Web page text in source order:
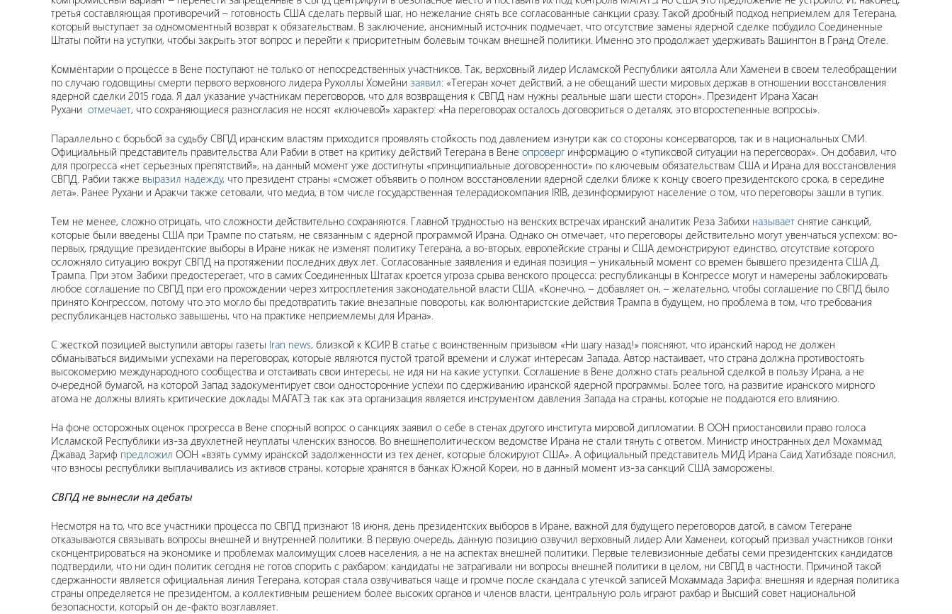
третья составляющая противоречий – готовность США сделать первый шаг, но нежелание снять все согласованные санкции сразу. Такой дробный подход неприемлем для Тегерана,
который выступает за одномоментный возврат к обязательствам. В заключение, анонимный источник подмечает, что отсутствие замены ядерной сделке побудило Соединенные
Штаты пойти на уступки, чтобы закрыть этот вопрос и перейти к приоритетным болевым точкам внешней политики. Именно это продолжает удерживать Вашингтон в Гранд Отеле.
Комментарии о процессе в Вене поступают не только от непосредственных участников. Так, верховный лидер Исламской Республики аятолла Али Хаменеи в своем телеобращении
по случаю годовщины смерти первого верховного лидера Рухоллы Хомейни заявил: «Тегеран хочет действий, а не обещаний шести мировых держав в отношении восстановления
ядерной сделки 2015 года. Я дал указание участникам переговоров, что для возвращения к СВПД нам нужны реальные шаги шести сторон». Президент Ирана Хасан
Рухани отмечает, что сохраняющиеся разногласия не носят «ключевой» характер: «На переговорах осталось договориться о деталях, это второстепенные вопросы».
Параллельно с борьбой за судьбу СВПД иранским властям приходится проявлять стойкость под давлением изнутри как со стороны консерваторов, так и в национальных СМИ.
Официальный представитель правительства Али Рабии в ответ на критику действий Тегерана в Вене опроверг информацию о «тупиковой ситуации на переговорах». Он добавил, что
для прогресса «нет серьезных препятствий», на данный момент уже достигнуты «принципиальные договоренности» по ключевым обязательствам США и Ирана для восстановления
СВПД. Рабии также выразил надежду, что президент страны «сможет объявить о полном восстановлении ядерной сделки ближе к концу своего президентского срока, в середине
лета». Ранее Рухани и Аракчи также сетовали, что медиа, в том числе государственная телерадиокомпания IRIB, дезинформируют население о том, что переговоры зашли в тупик.
Тем не менее, сложно отрицать, что сложности действительно сохраняются. Главной трудностью на венских встречах иранский аналитик Реза Забихи называет снятие санкций,
которые были введены США при Трампе по статьям, не связанным с ядерной программой Ирана. Однако он отмечает, что переговоры действительно могут увенчаться успехом: во-
первых, грядущие президентские выборы в Иране никак не изменят политику Тегерана, а во-вторых, европейские страны и США демонстрируют единство, отсутствие которого
осложняло ситуацию вокруг СВПД на протяжении последних двух лет. Согласованные заявления и единая позиция – уникальный момент со времен бывшего президента США Д.
Трампа. При этом Забихи предостерегает, что в самих Соединенных Штатах кроется угроза срыва венского процесса: республиканцы в Конгрессе могут и намерены заблокировать
любое соглашение по СВПД при его прохождении через хитросплетения законодательной власти США. «Конечно, – добавляет он, – желательно, чтобы соглашение по СВПД было
принято Конгрессом, потому что это могло бы предотвратить такие внезапные повороты, как волюнтаристские действия Трампа в будущем, но проблема в том, что требования
республиканцев настолько завышены, что на практике неприемлемы для Ирана».
С жесткой позицией выступили авторы газеты Iran news, близкой к КСИР. В статье с воинственным призывом «Ни шагу назад!» поясняют, что иранский народ не должен
обманываться видимыми успехами на переговорах, которые являются пустой тратой времени и служат интересам Запада. Автор настаивает, что страна должна противостоять
высокомерию международного сообщества и отстаивать свои интересы, не идя ни на какие уступки. Соглашение в Вене должно стать реальной сделкой в пользу Ирана, а не
очередной бумагой, на которой Запад задокументирует свои односторонние успехи по сдерживанию иранской ядерной программы. Более того, на развитие иранского мирного
атома не должны влиять критические доклады МАГАТЭ, так как эта организация является инструментом давления Запада на страны, которые не поддаются его влиянию.
На фоне осторожных оценок прогресса в Вене спорный вопрос о санкциях заявил о себе в стенах другого института мировой дипломатии. В ООН приостановили право голоса
Исламской Республики из-за двухлетней неуплаты членских взносов. Во внешнеполитическом ведомстве Ирана не стали тянуть с ответом. Министр иностранных дел Мохаммад
Джавад Зариф предложил ООН «взять сумму иранской задолженности из тех денег, которые блокируют США». А официальный представитель МИД Ирана Саид Хатибзаде пояснил,
что взносы республики выплачивались из активов страны, которые хранятся в банках Южной Кореи, но в данный момент из-за санкций США заморожены.
СВПД не вынесли на дебаты
Несмотря на то, что все участники процесса по СВПД признают 18 июня, день президентских выборов в Иране, важной для будущего переговоров датой, в самом Тегеране
отказываются связывать вопросы внешней и внутренней политики. В первую очередь, данную позицию озвучил верховный лидер Али Хаменеи, который призвал участников гонки
сконцентрироваться на экономике и проблемах малоимущих слоев населения, а не на аспектах внешней политики. Первые телевизионные дебаты семи президентских кандидатов
подтвердили, что ни один политик сегодня не готов спорить с рахбаром: кандидаты не затрагивали ни вопросы внешней политики в целом, ни СВПД в частности. Причиной такой
сдержанности является официальная линия Тегерана, которая стала озвучиваться чаще и громче после скандала с утечкой записей Мохаммада Зарифа: внешняя и ядерная политика
страны определяется не президентом, а коллективным решением более высоких органов и членов власти, центральную роль играют рахбар и Высший совет национальной
безопасности, который он де-факто возглавляет.